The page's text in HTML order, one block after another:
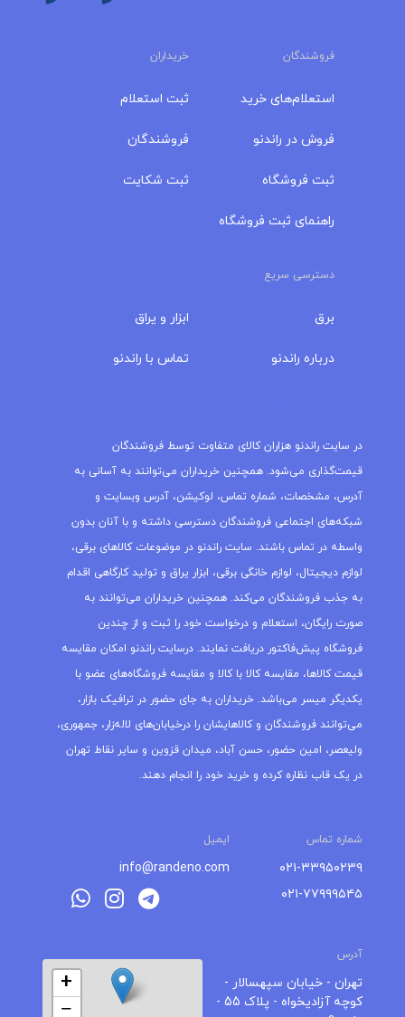
فروشندگان خریداران
استعلام‌های خرید
فروش در راندنو
ثبت فروشگاه
راهنمای ثبت فروشگاه
ثبت استعلام
فروشندگان
ثبت شکایت
دسترسی سریع
برق
درباره‌ راندنو
ابزار و یراق
تماس با راندنو
در سایت راندنو هزاران کالای متفاوت توسط فروشندگان
قیمت‌گذاری می‌شود. همچنین خریداران می‌توانند به آسانی به
آدرس، مشخصات، شماره تماس، لوکیشن، آدرس وبسایت و
شبکه‌های اجتماعی فروشندگان دسترسی داشته و با آنان بدون
واسطه در تماس باشند. سایت راندنو در موضوعات کالاهای برقی،
لوازم دیجیتال، لوازم خانگی برقی، ابزار یراق و تولید کارگاهی اقدام
به جذب فروشندگان می‌کند. همچنین خریداران می‌توانند به
صورت رایگان، استعلام و درخواست خود را ثبت و از چندین
فروشگاه پیش‌فاکتور دریافت نمایند. درسایت راندنو امکان مقایسه
قیمت کالاها، مقایسه کالا با کالا و مقایسه فروشگاه‌های عضو با
یکدیگر میسر می‌باشد. خریداران به جای حضور در ترافیک بازار،
می‌توانند فروشندگان و کالاهایشان را درخیابان‌های لاله‌زار، جمهوری،
ولیعصر، امین حضور، حسن آباد، میدان قزوین و سایر نقاط تهران
در یک قاب نظاره کرده و خرید خود را انجام دهند.
شماره تماس ایمیل
۰۲۱-۳۳۹۵۰۲۳۹
۰۲۱-۷۷۹۹۹۵۴۵
info@randeno.com
آدرس
تهران - خیابان سپهسالار -
کوچه آزادیخواه - پلاک 55 -
+
−